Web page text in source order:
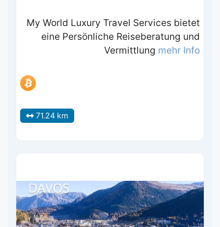
My World Luxury Travel Services bietet
eine Persönliche Reiseberatung und
Vermittlung mehr Info
71.24 km